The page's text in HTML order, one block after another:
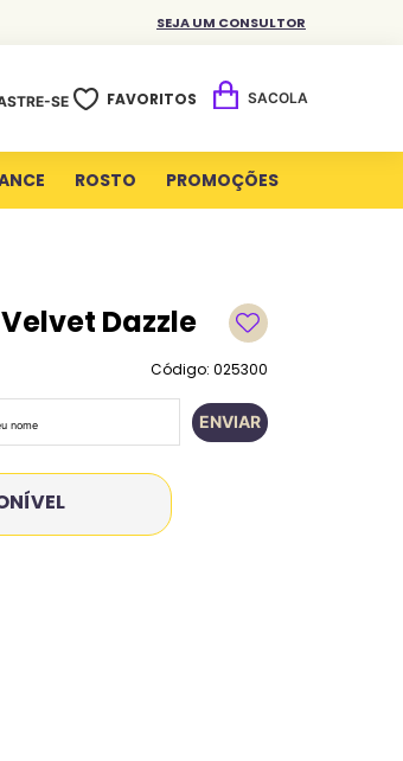
SEJA UM CONSULTOR
SE FAVORITOS
ROSTO PROMOÇÕES
Dazzle
Código: 025300
ENVIAR